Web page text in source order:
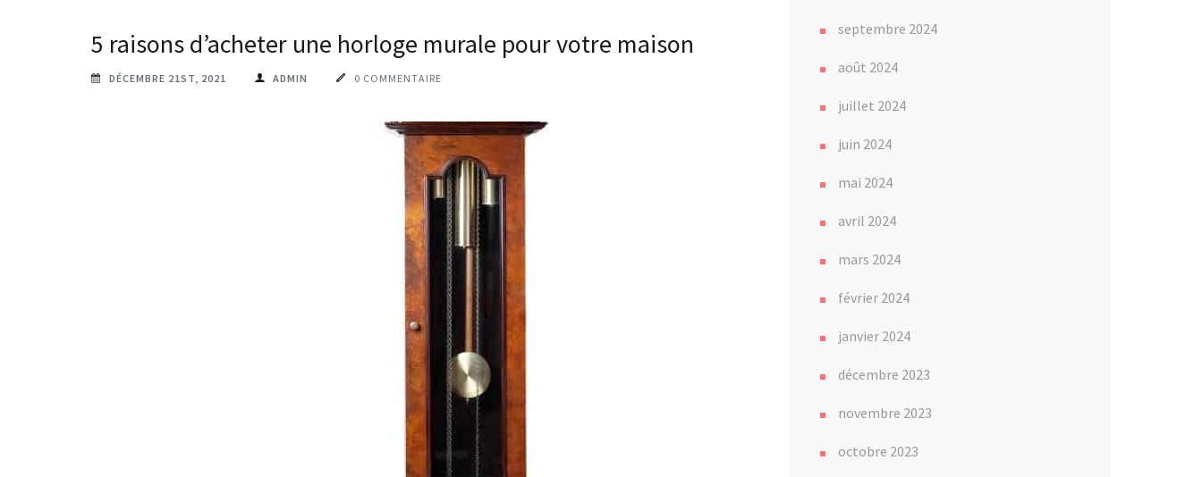
5 raisons d’acheter une horloge murale pour votre maison
DÉCEMBRE 21ST, 2021 ADMIN 0 COMMENTAIRE
septembre 2024
août 2024
juillet 2024
juin 2024
mai 2024
avril 2024
mars 2024
février 2024
janvier 2024
décembre 2023
novembre 2023
octobre 2023